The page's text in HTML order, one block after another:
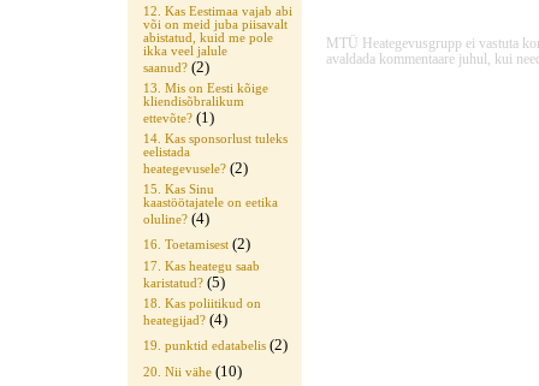
12. Kas Eestimaa vajab abi
või on meid juba piisavalt
abistatud, kuid me pole
ikka veel jalule
saanud? (2)
13. Mis on Eesti kõige
kliendisõbralikum
ettevõte? (1)
14. Kas sponsorlust tuleks
eelistada
heategevusele? (2)
15. Kas Sinu
kaastöötajatele on eetika
oluline? (4)
16. Toetamisest (2)
17. Kas heategu saab
karistatud? (5)
18. Kas poliitikud on
heategijad? (4)
19. punktid edatabelis (2)
20. Nii vähe (10)
MTÜ Heategevusgrupp ei vastuta
avaldada kommentaare juhul, kui